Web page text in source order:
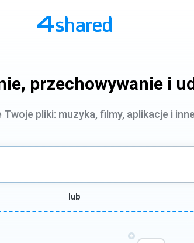
przechowywanie i
Twoje pliki: muzyka, filmy, aplikacje i
lub